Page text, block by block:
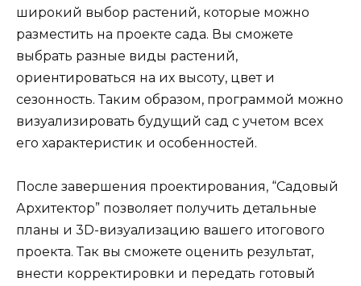
широкий выбор растений, которые можно
разместить на проекте сада. Вы сможете
выбрать разные виды растений,
ориентироваться на их высоту, цвет и
сезонность. Таким образом, программой можно
визуализировать будущий сад с учетом всех
его характеристик и особенностей.
После завершения проектирования, “Садовый
Архитектор” позволяет получить детальные
планы и 3D-визуализацию вашего итогового
проекта. Так вы сможете оценить результат,
внести корректировки и передать готовый